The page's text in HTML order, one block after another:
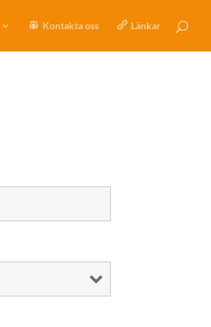
Kontakta oss Länkar